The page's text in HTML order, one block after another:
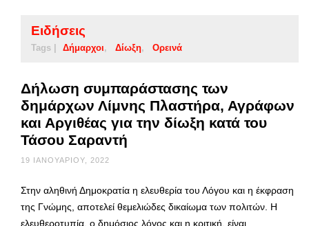
Ειδήσεις
Tags | Δήμαρχοι Δίωξη Ορεινά
Δήλωση συμπαράστασης των
δημάρχων Λίμνης Πλαστήρα, Αγράφων
και Αργιθέας για την δίωξη κατά του
Τάσου Σαραντή
19 ΙΑΝΟΥΑΡΊΟΥ, 2022
Στην αληθινή Δημοκρατία η ελευθερία του Λόγου και η έκφραση
της Γνώμης, αποτελεί θεμελιώδες δικαίωμα των πολιτών. Η
ελευθεροτυπία, ο δημόσιος λόγος και η κριτική, είναι